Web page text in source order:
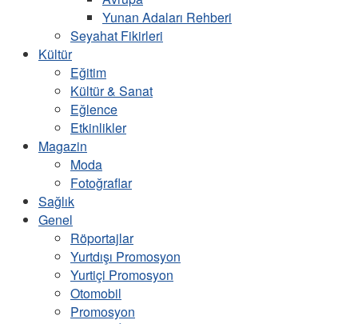
Yunan Adaları Rehberi
Seyahat Fikirleri
Kültür
Eğitim
Kültür & Sanat
Eğlence
Etkinlikler
Magazin
Moda
Fotoğraflar
Sağlık
Genel
Röportajlar
Yurtdışı Promosyon
Yurtiçi Promosyon
Otomobil
Promosyon